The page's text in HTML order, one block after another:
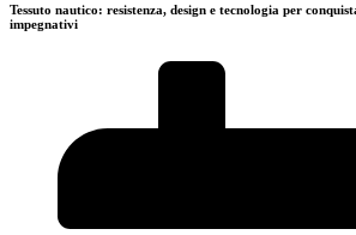
Tessuto nautico: resistenza, design e tecnologia per
impegnativi